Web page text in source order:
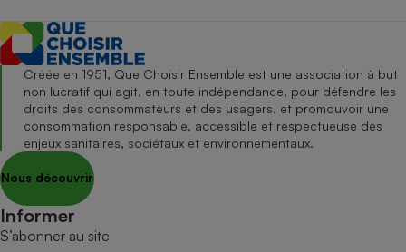
Créée en 1951, Que Choisir Ensemble est une association à but
non lucratif qui agit, en toute indépendance, pour défendre les
droits des consommateurs et des usagers, et promouvoir une
consommation responsable, accessible et respectueuse des
enjeux sanitaires, sociétaux et environnementaux.
Nous découvrir
Informer
S’abonner au site